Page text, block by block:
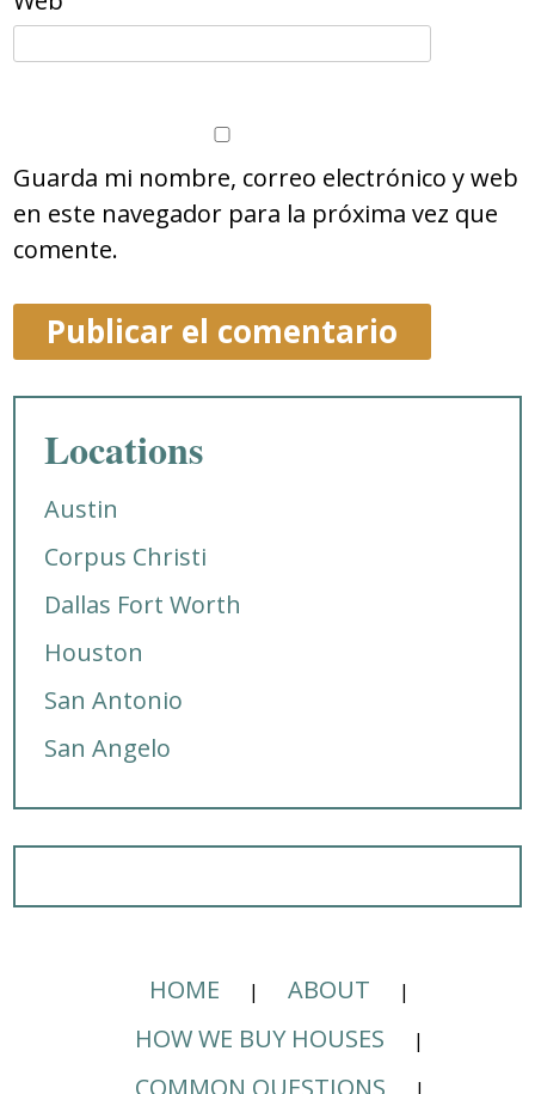
Guarda mi nombre, correo electrónico y web
en este navegador para la próxima vez que
comente.
Locations
Austin
Corpus Christi
Dallas Fort Worth
Houston
San Antonio
San Angelo
HOME
ABOUT
HOW WE BUY HOUSES
COMMON QUESTIONS